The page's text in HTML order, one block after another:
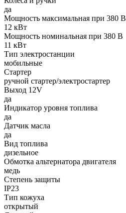
да
Мощность максимальная при 380 В
12 кВт
Мощность номинальная при 380 В
11 кВт
Тип электростанции
мобильные
Стартер
ручной стартер/электростартер
Выход 12V
да
Индикатор уровня топлива
да
Датчик масла
да
Вид топлива
дизельное
Обмотка альтернатора двигателя
медь
Степень защиты
IP23
Тип кожуха
открытый